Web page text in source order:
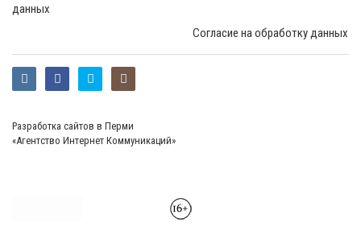
данных
Согласие на обработку данных
Разработка сайтов в Перми
«Агентство Интернет Коммуникаций»